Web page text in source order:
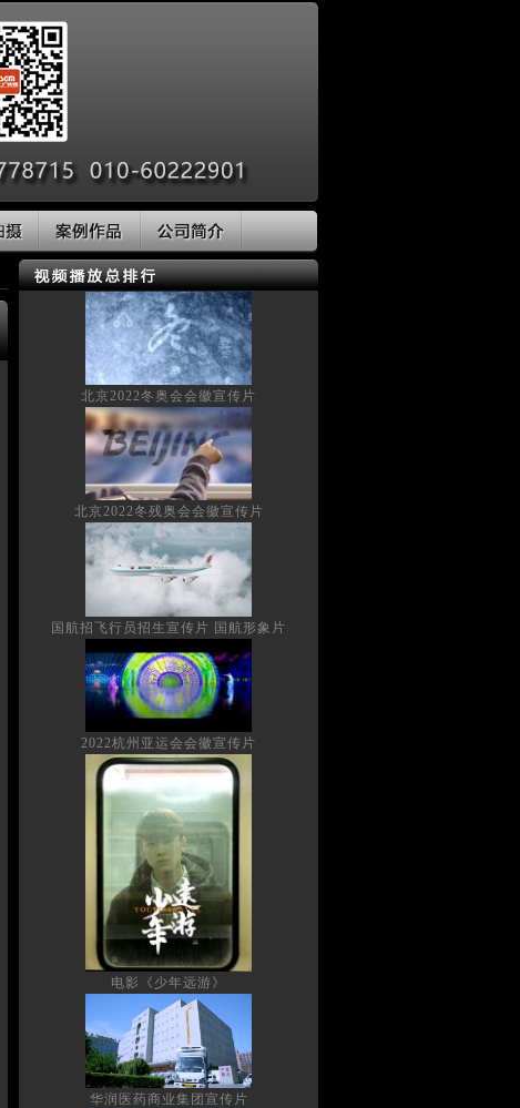
北京2022冬奥会会徽宣传片
北京2022冬残奥会会徽宣传片
国航招飞行员招生宣传片 国航形象片
2022杭州亚运会会徽宣传片
电影《少年远游》
华润医药商业集团宣传片